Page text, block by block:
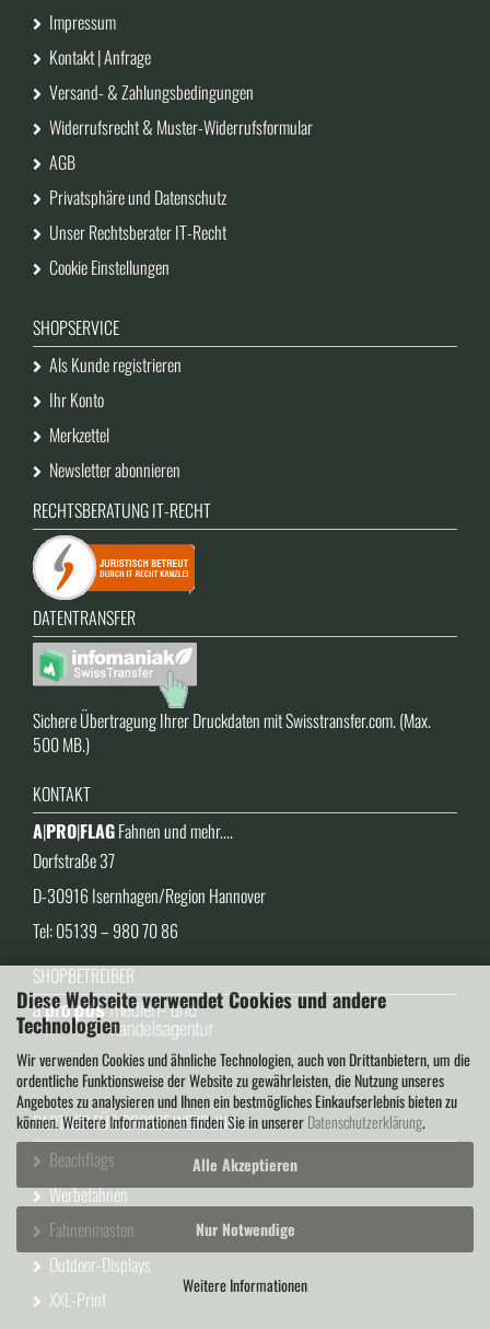
Diese Webseite verwendet Cookies und andere
Technologien
Wir verwenden Cookies und ähnliche Technologien, auch von Drittanbietern, um die
ordentliche Funktionsweise der Website zu gewährleisten, die Nutzung unseres
Angebotes zu analysieren und Ihnen ein bestmögliches Einkaufserlebnis bieten zu
können. Weitere Informationen finden Sie in unsererDatenschutzerklärung.
Alle Akzeptieren
Nur Notwendige
Weitere Informationen
Impressum
Kontakt | Anfrage
Versand- & Zahlungsbedingungen
Widerrufsrecht & Muster-Widerrufsformular
AGB
Privatsphäre und Datenschutz
Unser Rechtsberater IT-Recht
Cookie Einstellungen
SHOPSERVICE
Als Kunde registrieren
Ihr Konto
Merkzettel
Newsletter abonnieren
RECHTSBERATUNG IT-RECHT
DATENTRANSFER
Sichere Übertragung Ihrer Druckdaten mit Swisstransfer.com. (Max.
500 MB.)
KONTAKT
A|PRO|FLAGFahnen und mehr....
Dorfstraße 37
D-30916 Isernhagen/Region Hannover
Tel: 05139 – 980 70 86
SHOPBETREIBER
PARTNER FÜR GROSSE WERBUNG
Beachflags
Werbefahnen
Fahnenmasten
Outdoor-Displays
XXL-Print